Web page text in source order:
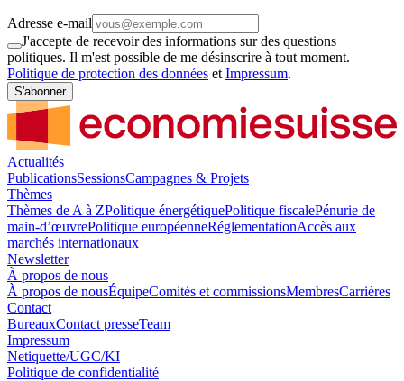
Adresse e-mail
J'accepte de recevoir des informations sur des questions
politiques. Il m'est possible de me désinscrire à tout moment.
Politique de protection des données et Impressum.
S'abonner
Actualités
PublicationsSessionsCampagnes & Projets
Thèmes
Thèmes de A à ZPolitique énergétiquePolitique fiscalePénurie de
main-d’œuvrePolitique européenneRéglementationAccès aux
marchés internationaux
Newsletter
À propos de nous
À propos de nousÉquipeComités et commissionsMembresCarrières
Contact
BureauxContact presseTeam
Impressum
Netiquette/UGC/KI
Politique de confidentialité